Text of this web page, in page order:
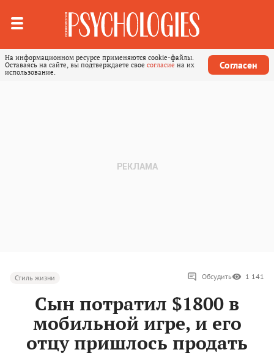
На информационном ресурсе применяются cookie-файлы.
Оставаясь на сайте, вы подтверждаете свое согласие на их
использование.
Согласен
Стиль жизни Обсудить 1 141
Сын потратил $1800 в
мобильной игре, и его
отцу пришлось продать